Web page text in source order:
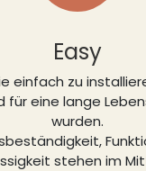
Easy
einfach zu
für eine lange
wurden.
stehen im